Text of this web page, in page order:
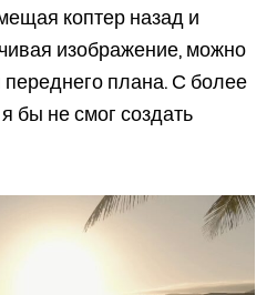
коптер назад и
изображение, можно
переднего плана. С более
бы не смог создать